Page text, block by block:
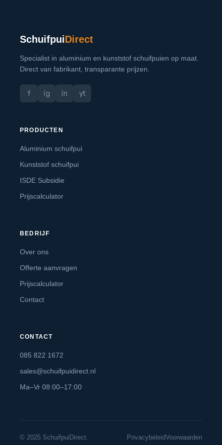
SchuifpuiDirect
Specialist in aluminium en kunststof schuifpuien op maat.
Direct van fabrikant, transparante prijzen.
f ig in yt
PRODUCTEN
Aluminium schuifpui
Kunststof schuifpui
ISDE Subsidie
Prijscalculator
BEDRIJF
Over ons
Offerte aanvragen
Prijscalculator
Contact
CONTACT
085 822 1672
sales@schuifpuidirect.nl
Ma–Vr 08:00–17:00
© 2025 SchuifpuiDirect. PrivacybeleidVoorwaarden